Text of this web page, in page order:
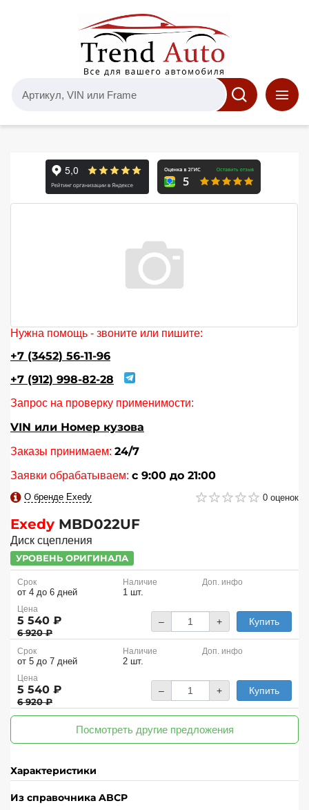
Нужна помощь - звоните или пишите:
+7 (3452) 56-11-96
+7 (912) 998-82-28
Запрос на проверку применимости:
VIN или Номер кузова
Заказы принимаем: 24/7
Заявки обрабатываем: с 9:00 до 21:00
О бренде Exedy 0 оценок
Exedy MBD022UF
Диск сцепления
УРОВЕНЬ ОРИГИНАЛА
Срок
от 4 до 6 дней
Наличие
1 шт.
Доп. инфо
Цена
5 540 ₽
6 920 ₽
– + Купить
Срок
от 5 до 7 дней
Наличие
2 шт.
Доп. инфо
Цена
5 540 ₽
6 920 ₽
– + Купить
Посмотреть другие предложения
Характеристики
Из справочника ABCP